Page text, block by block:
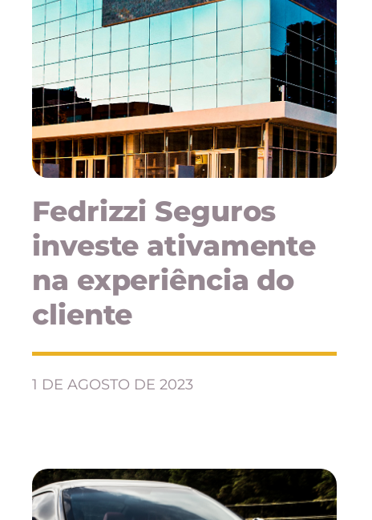
Fedrizzi Seguros
investe ativamente
na experiência do
cliente
1 DE AGOSTO DE 2023